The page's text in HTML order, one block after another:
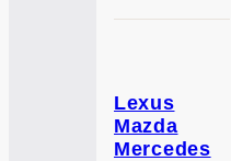
Lexus
Mazda
Mercedes